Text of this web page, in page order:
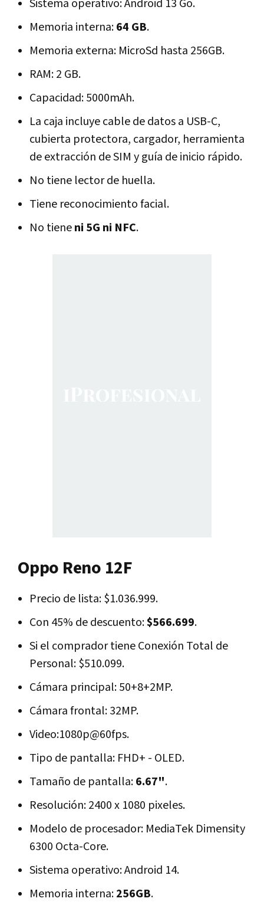
Sistema operativo: Android 13 Go.
Memoria interna:64 GB.
Memoria externa: MicroSd hasta 256GB.
RAM: 2 GB.
Capacidad: 5000mAh.
La caja incluye cable de datos a USB-C,
cubierta protectora, cargador, herramienta
de extracción de SIM y guía de inicio rápido.
No tiene lector de huella.
Tiene reconocimiento facial.
No tieneni 5G ni NFC.
Oppo Reno 12F
Precio de lista: $1.036.999.
Con 45% de descuento:$566.699.
Si el comprador tiene Conexión Total de
Personal: $510.099.
Cámara principal: 50+8+2MP.
Cámara frontal: 32MP.
Video:1080p@60fps.
Tipo de pantalla: FHD+ - OLED.
Tamaño de pantalla:6.67".
Resolución: 2400 x 1080 pixeles.
Modelo de procesador: MediaTek Dimensity
6300 Octa-Core.
Sistema operativo: Android 14.
Memoria interna:256GB.